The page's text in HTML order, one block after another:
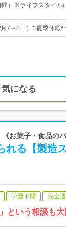
）※ライフスタイル
月7～8日）* 夏季休
気になる
お菓子・食品の
れる【製造
学歴不問 完全
という相談も